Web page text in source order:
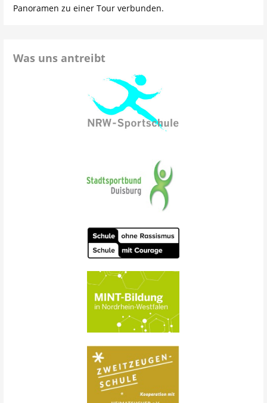
Panoramen zu einer Tour verbunden.
Was uns antreibt